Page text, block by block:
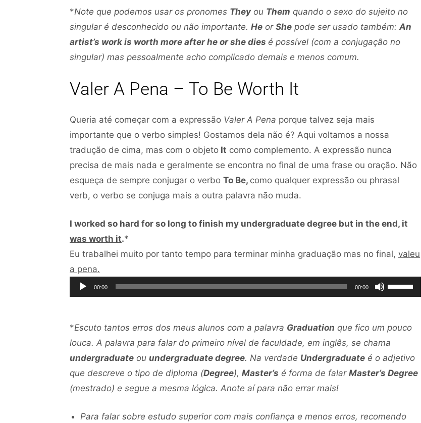
para
aumentar
ou
para
cima
ou
diminuir
o
volume.
*Note que podemos usar os pronomes They ou Them quando o sexo do sujeito no
singular é desconhecido ou não importante. He or She pode ser usado também:An
artist’s work is worth more after he or she dies é possível (com a conjugação no
singular) mas pessoalmente acho complicado demais e menos comum.
Valer A Pena – To Be Worth It
Queria até começar com a expressão Valer A Pena porque talvez seja mais
importante que o verbo simples! Gostamos dela não é? Aqui voltamos a nossa
tradução de cima, mas com o objeto It como complemento. A expressão nunca
precisa de mais nada e geralmente se encontra no final de uma frase ou oração. Não
esqueça de sempre conjugar o verbo To Be, como qualquer expressão ou phrasal
verb, o verbo se conjuga mais a outra palavra não muda.
I worked so hard for so long to finish my undergraduate degree but in the end, it
was worth it.*
Eu trabalhei muito por tanto tempo para terminar minha graduação mas no final, valeu
a pena.
de
áudio
00:00 00:00
Use
as
para
cima
ou
para
aumentar
*Escuto tantos erros dos meus alunos com a palavra Graduation que fico um pouco
louca. A palavra para falar do primeiro nível de faculdade, em inglês, se chama
undergraduate ou undergraduate degree. Na verdade Undergraduate é o adjetivo
que descreve o tipo de diploma (Degree), Master’s é forma de falar Master’s Degree
(mestrado) e segue a mesma lógica. Anote aí para não errar mais!
Para falar sobre estudo superior com mais confiança e menos erros, recomendo